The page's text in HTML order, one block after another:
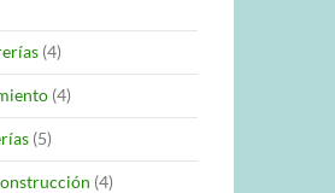
(4)
(4)
(5)
(4)